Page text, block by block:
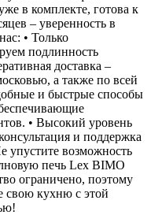
в комплекте, готова к
– уверенность в
• Только
подлинность
доставка –
а также по всей
и быстрые способы
• Высокий уровень
и поддержка
упустите возможность
печь Lex BIMO
ограничено, поэтому
свою кухню с этой